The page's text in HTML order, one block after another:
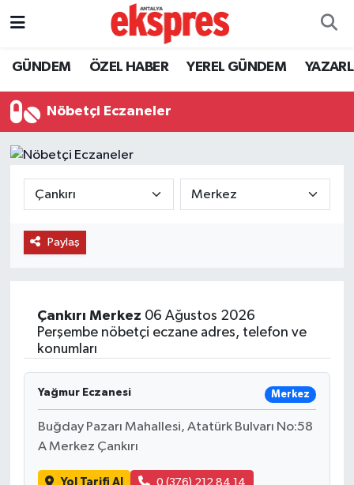
GÜNDEM ÖZEL HABER YEREL GÜNDEM
Nöbetçi Eczaneler
Paylaş
Çankırı Merkez 06 Ağustos 2026
Perşembe nöbetçi eczane adres, telefon ve
konumları
Yağmur Eczanesi Merkez
Buğday Pazarı Mahallesi, Atatürk Bulvarı No:58
A Merkez Çankırı
Yol Tarifi Al 0 (376) 212 84 14
ÖZEL HABER
EKONOMİ
SAĞLIK
EĞİTİM
Nöbetçi Eczaneler
Süper Lig Puan Durumu ve Fikstür